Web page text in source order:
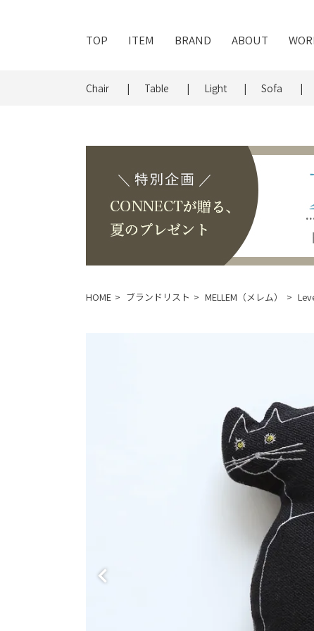
TOP ITEM BRAND ABOUT
Chair Table Light Sofa
HOME ブランドリスト MELLEM（メレム）